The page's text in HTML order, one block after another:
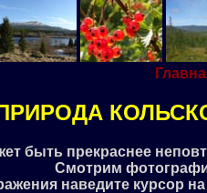
быть прекраснее
Смотрим
наведите курсор